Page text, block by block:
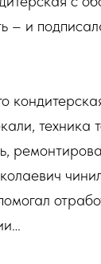
– и
техника